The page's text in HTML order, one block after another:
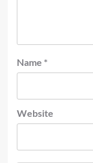
Name *
Website